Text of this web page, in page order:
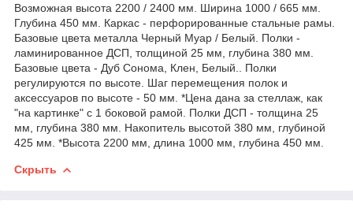
Возможная высота 2200 / 2400 мм. Ширина 1000 / 665 мм.
Глубина 450 мм. Каркас - перфорированные стальные рамы.
Базовые цвета металла Черный Муар / Белый. Полки -
ламинированное ДСП, толщиной 25 мм, глубина 380 мм.
Базовые цвета - Дуб Сонома, Клен, Белый.. Полки
регулируются по высоте. Шаг перемещения полок и
аксессуаров по высоте - 50 мм. *Цена дана за стеллаж, как
"на картинке" c 1 боковой рамой. Полки ДСП - толщина 25
мм, глубина 380 мм. Накопитель высотой 380 мм, глубиной
425 мм. *Высота 2200 мм, длина 1000 мм, глубина 450 мм.
Скрыть